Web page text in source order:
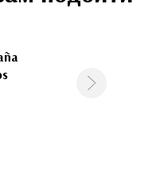
través de sus
cancionesСледующая